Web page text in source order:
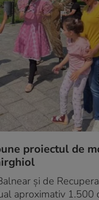
proiectul de
și de
aproximativ 1.500